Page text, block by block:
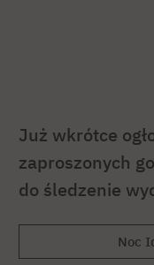
Już wkrótce
zaproszonych
do śledzenie
Noc